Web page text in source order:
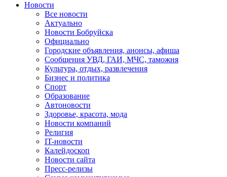
Новости
Все новости
Актуально
Новости Бобруйска
Официально
Городские объявления, анонсы, афиша
Сообщения УВД, ГАИ, МЧС, таможня
Культура, отдых, развлечения
Бизнес и политика
Спорт
Образование
Автоновости
Здоровье, красота, мода
Новости компаний
Религия
IT-новости
Калейдоскоп
Новости сайта
Пресс-релизы